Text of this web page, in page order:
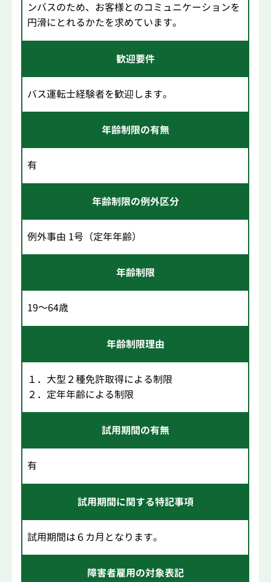
ンバスのため、お客様とのコミュニケーションを
円滑にとれるかたを求めています。
歓迎要件
バス運転士経験者を歓迎します。
年齢制限の有無
有
年齢制限の例外区分
例外事由 1号（定年年齢）
年齢制限
19～64歳
年齢制限理由
１．大型２種免許取得による制限
２．定年年齢による制限
試用期間の有無
有
試用期間に関する特記事項
試用期間は６カ月となります。
障害者雇用の対象表記